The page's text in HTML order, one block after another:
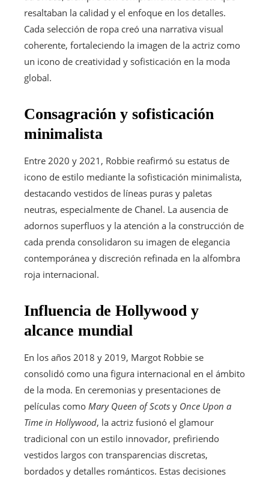
resaltaban la calidad y el enfoque en los detalles.
Cada selección de ropa creó una narrativa visual
coherente, fortaleciendo la imagen de la actriz como
un icono de creatividad y sofisticación en la moda
global.
Consagración y sofisticación
minimalista
Entre 2020 y 2021, Robbie reafirmó su estatus de
icono de estilo mediante la sofisticación minimalista,
destacando vestidos de líneas puras y paletas
neutras, especialmente de Chanel. La ausencia de
adornos superfluos y la atención a la construcción de
cada prenda consolidaron su imagen de elegancia
contemporánea y discreción refinada en la alfombra
roja internacional.
Influencia de Hollywood y
alcance mundial
En los años 2018 y 2019, Margot Robbie se
consolidó como una figura internacional en el ámbito
de la moda. En ceremonias y presentaciones de
películas como Mary Queen of Scots y Once Upon a
Time in Hollywood, la actriz fusionó el glamour
tradicional con un estilo innovador, prefiriendo
vestidos largos con transparencias discretas,
bordados y detalles románticos. Estas decisiones